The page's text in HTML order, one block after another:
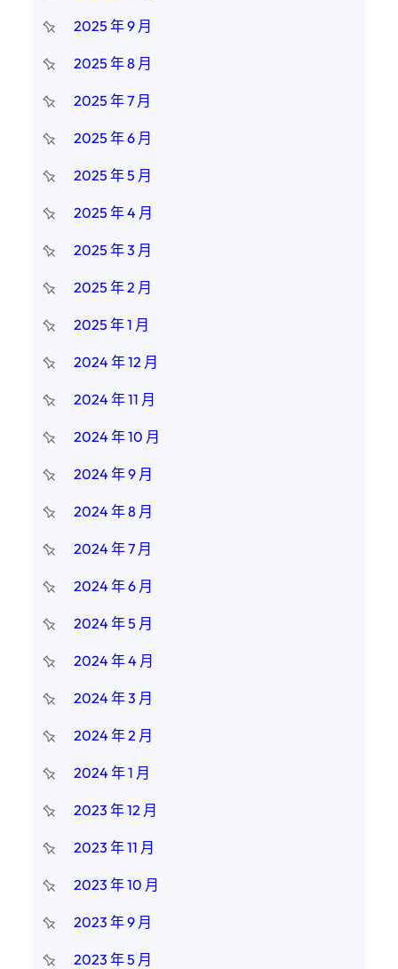
2025 年 9 月
2025 年 8 月
2025 年 7 月
2025 年 6 月
2025 年 5 月
2025 年 4 月
2025 年 3 月
2025 年 2 月
2025 年 1 月
2024 年 12 月
2024 年 11 月
2024 年 10 月
2024 年 9 月
2024 年 8 月
2024 年 7 月
2024 年 6 月
2024 年 5 月
2024 年 4 月
2024 年 3 月
2024 年 2 月
2024 年 1 月
2023 年 12 月
2023 年 11 月
2023 年 10 月
2023 年 9 月
2023 年 5 月